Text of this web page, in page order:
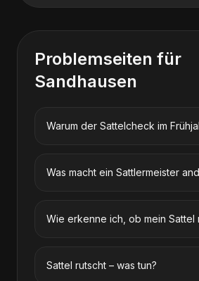
Problemseiten für
Sandhausen
Warum der Sattelcheck im
Was macht ein Sattlermeister
Wie erkenne ich, ob mein Sattel
Sattel rutscht – was tun?